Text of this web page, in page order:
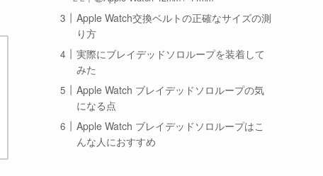
Apple Watch交換ベルトの正確なサイズの測
り方
実際にブレイデッドソロループを装着して
みた
Apple Watch ブレイデッドソロループの気
になる点
Apple Watch ブレイデッドソロループはこ
んな人におすすめ